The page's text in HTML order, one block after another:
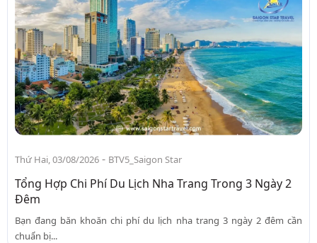
Thứ Hai, 03/08/2026 - BTV5_Saigon Star
Tổng Hợp Chi Phí Du Lịch Nha Trang Trong 3 Ngày 2
Đêm
Bạn đang băn khoăn chi phí du lịch nha trang 3 ngày 2 đêm cần
chuẩn bị...